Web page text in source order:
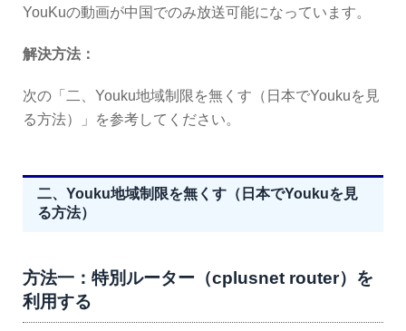
YouKuの動画が中国でのみ放送可能になっています。
解決方法：
次の「二、Youku地域制限を無くす（日本でYoukuを見
る方法）」を参考してください。
二、Youku地域制限を無くす（日本でYoukuを見
る方法）
方法一：特別ルーター（cplusnet router）を
利用する